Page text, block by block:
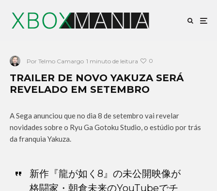
Por Telmo Camargo 1 minuto de leitura 0
TRAILER DE NOVO YAKUZA SERÁ
REVELADO EM SETEMBRO
A Sega anunciou que no dia 8 de setembro vai revelar
novidades sobre o Ryu Ga Gotoku Studio, o estúdio por trás
da franquia Yakuza.
新作『龍が如く8』の未公開映像が
格闘家・朝倉未来のYouTubeでチ